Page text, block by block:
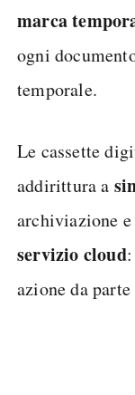
marca
ogni
temporale.
Le cassette
addirittura a
archiviazione
servizio cloud
azione da